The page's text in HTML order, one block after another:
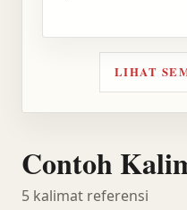
LIHAT
Contoh
5 kalimat referensi